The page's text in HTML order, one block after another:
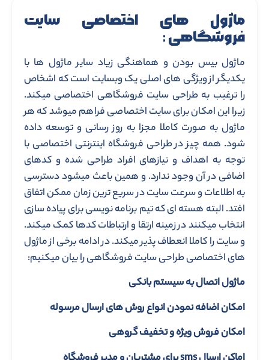
ماژول های اختصاصی سایت
فروشگاهی :
ماژول بیس بودن و هماهنگی زیاد سایر ماژول ها با
یکدیگر از ویژگی های اصلی یک وبسایت است که اشخاص
را ترغیب به طراحی سایت فروشگاهی اختصاصی میکند.
زیرا این امکان برای سایت اختصاصی فراهم میوشد که هر
ماژول به صورت کاملا مجزا به روز رسانی و توسعه داده
شود. همه چیز در طراحی فروشگاه اینترنتی اختصاصی با
توجه به اهداف و نیازهای افراد طراحی شده و کدهای
اضافی در آن وجود ندارد. و همین باعث میشود دسترسی
به اطلاعات و سرعت سایت در سریع ترین زمان ممکن اتفاق
افتد. البته هسته ای که تیم برنامه نویسی برای پیاده سازی
انتخاب میکنند در زمینه ارتقا و ارتباطات کدها کمک میکند.
و سایت را کاملا انعطاف پذیر میکند. در ادامه برخی از ماژول
های اختصاصی طراحی سایت فروشگاهی را بیان میکنیم:
ماژول اتصال به سیستم بانکی
امکان اضافه نمودن انواع روش های ارسال مرسوله
امکان فروش ویژه و تخفیف گروهی